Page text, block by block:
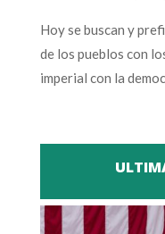
Hoy se buscan y
de los pueblos con
imperial con la